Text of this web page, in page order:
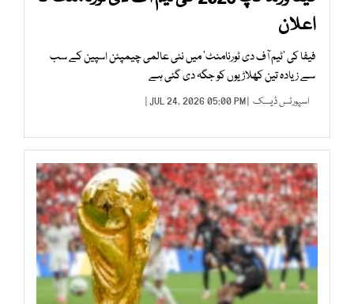
اعلان
فیفا کی ’ٹیم آف دی ٹورنامنٹ‘ میں نئی عالمی چیمپئن اسپین کے سب
سے زیادہ تین کھلاڑیوں کو جگہ دی گئی ہے
اسپورٹس ڈیسک | JUL 24, 2026 05:00 PM |